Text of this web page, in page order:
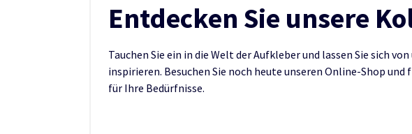
Entdecken Sie unsere
Tauchen Sie ein in die Welt der Aufkleber und lassen Sie sich
inspirieren. Besuchen Sie noch heute unseren Online-Shop
für Ihre Bedürfnisse.